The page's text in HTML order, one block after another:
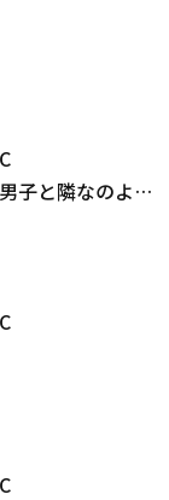
子と隣なのよ…